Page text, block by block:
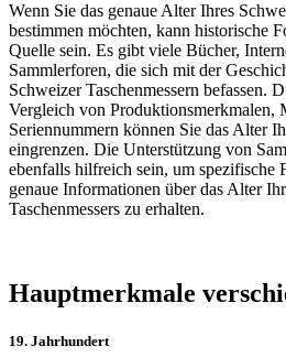
Wenn Sie das genaue Alter Ihres
bestimmen möchten, kann historische
Quelle sein. Es gibt viele Bücher,
Sammlerforen, die sich mit der
Schweizer Taschenmessern befassen.
Vergleich von Produktionsmerkmalen,
Seriennummern können Sie das Alter
eingrenzen. Die Unterstützung von
ebenfalls hilfreich sein, um spezifische
genaue Informationen über das Alter
Taschenmessers zu erhalten.
Hauptmerkmale
19. Jahrhundert